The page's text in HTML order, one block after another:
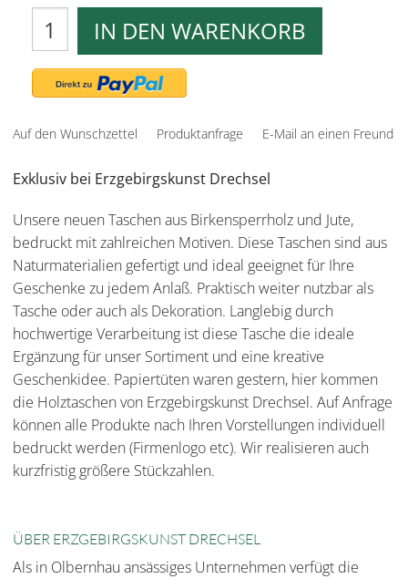
IN DEN WARENKORB
Auf den Wunschzettel Produktanfrage E-Mail an einen Freund
Exklusiv bei Erzgebirgskunst Drechsel
Unsere neuen Taschen aus Birkensperrholz und Jute,
bedruckt mit zahlreichen Motiven. Diese Taschen sind aus
Naturmaterialien gefertigt und ideal geeignet für Ihre
Geschenke zu jedem Anlaß. Praktisch weiter nutzbar als
Tasche oder auch als Dekoration. Langlebig durch
hochwertige Verarbeitung ist diese Tasche die ideale
Ergänzung für unser Sortiment und eine kreative
Geschenkidee. Papiertüten waren gestern, hier kommen
die Holztaschen von Erzgebirgskunst Drechsel. Auf Anfrage
können alle Produkte nach Ihren Vorstellungen individuell
bedruckt werden (Firmenlogo etc). Wir realisieren auch
kurzfristig größere Stückzahlen.
ÜBER ERZGEBIRGSKUNST DRECHSEL
Als in Olbernhau ansässiges Unternehmen verfügt die